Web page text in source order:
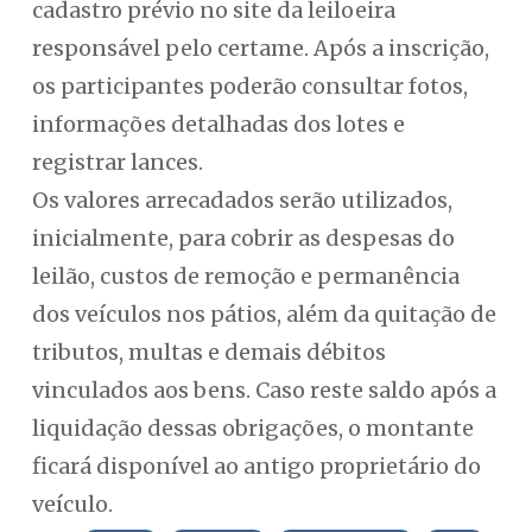
cadastro prévio no site da leiloeira
responsável pelo certame. Após a inscrição,
os participantes poderão consultar fotos,
informações detalhadas dos lotes e
registrar lances.
Os valores arrecadados serão utilizados,
inicialmente, para cobrir as despesas do
leilão, custos de remoção e permanência
dos veículos nos pátios, além da quitação de
tributos, multas e demais débitos
vinculados aos bens. Caso reste saldo após a
liquidação dessas obrigações, o montante
ficará disponível ao antigo proprietário do
veículo.